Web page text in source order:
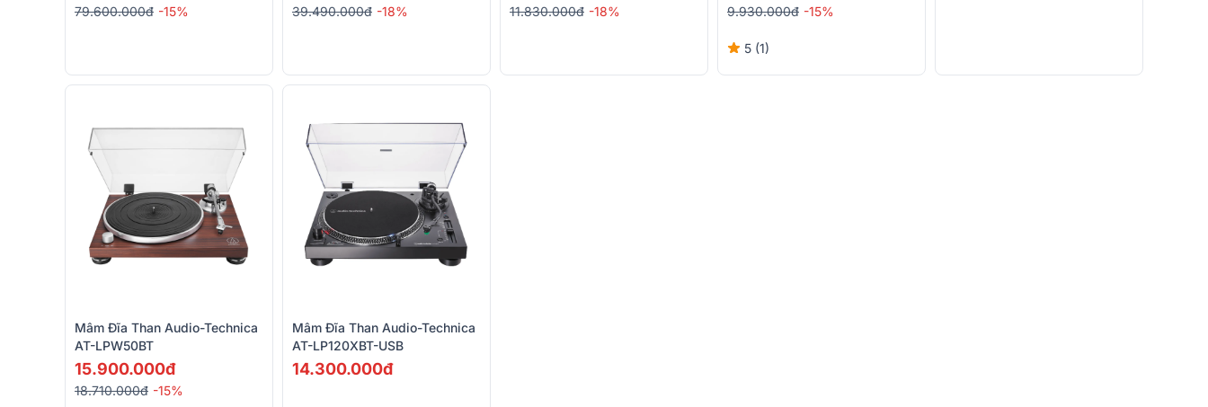
79.600.000đ -15% 39.490.000đ -18% 11.830.000đ -18% 9.930.000đ -15%
5 (1)
Mâm Đĩa Than Audio-Technica
AT-LPW50BT
15.900.000đ
18.710.000đ -15%
Mâm Đĩa Than Audio-Technica
AT-LP120XBT-USB
14.300.000đ